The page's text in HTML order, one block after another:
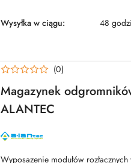
Wysyłka w ciągu: 48
Magazynek
ALANTEC
(0)
NAZWA
PRODUCENTA:
Wyposazenie modułów